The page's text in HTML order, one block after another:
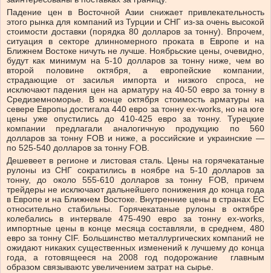
Падение цен в Восточной Азии снижает привлекательность
этого рынка для компаний из Турции и СНГ из-за очень высокой
стоимости доставки (порядка 80 долларов за тонну). Впрочем,
ситуация в секторе длинномерного проката в Европе и на
Ближнем Востоке ничуть не лучше. Ноябрьские цены, очевидно,
будут как минимум на 5-10 долларов за тонну ниже, чем во
второй половине октября, а европейские компании,
страдающие от засилья импорта и низкого спроса, не
исключают падения цен на арматуру на 40-50 евро за тонну в
Средиземноморье. В конце октября стоимость арматуры на
севере Европы достигала 440 евро за тонну ex-works, но на юге
цены уже опустились до 410-425 евро за тонну. Турецкие
компании предлагали аналогичную продукцию по 560
долларов за тонну FOB и ниже, а российские и украинские —
по 525-540 долларов за тонну FOB.
Дешевеет в регионе и листовая сталь. Цены на горячекатаные
рулоны из СНГ сократились в ноябре на 5-10 долларов за
тонну, до около 555-610 долларов за тонну FOB, причем
трейдеры не исключают дальнейшего понижения до конца года
в Европе и на Ближнем Востоке. Внутренние цены в странах ЕС
относительно стабильны. Горячекатаные рулоны в октябре
колебались в интервале 475-490 евро за тонну ex-works,
импортные цены в конце месяца составляли, в среднем, 480
евро за тонну CIF. Большинство металлургических компаний не
ожидают никаких существенных изменений к лучшему до конца
года, а готовящееся на 2008 год подорожание главным
образом связываютс увеличением затрат на сырье.